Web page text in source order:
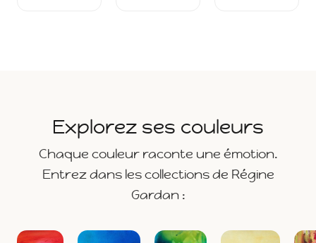
Explorez ses couleurs
Chaque couleur raconte une émotion.
Entrez dans les collections de Régine
Gardan :